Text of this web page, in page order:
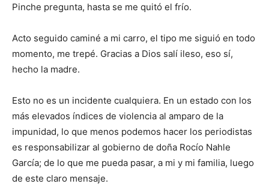
Pinche pregunta, hasta se me quitó el frío.
Acto seguido caminé a mi carro, el tipo me siguió en todo
momento, me trepé. Gracias a Dios salí ileso, eso sí,
hecho la madre.
Esto no es un incidente cualquiera. En un estado con los
más elevados índices de violencia al amparo de la
impunidad, lo que menos podemos hacer los periodistas
es responsabilizar al gobierno de doña Rocío Nahle
García; de lo que me pueda pasar, a mi y mi familia, luego
de este claro mensaje.